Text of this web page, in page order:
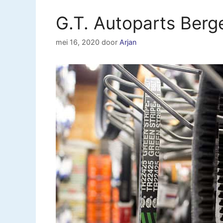
G.T. Autoparts
mei 16, 2020 door Arjan